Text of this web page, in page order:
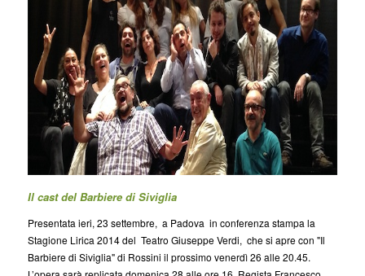
Il cast del Barbiere di Siviglia
Presentata ieri, 23 settembre, a Padova in conferenza stampa la
Stagione Lirica 2014 del Teatro Giuseppe Verdi, che si apre con "Il
Barbiere di Siviglia" di Rossini il prossimo venerdì 26 alle 20.45.